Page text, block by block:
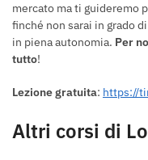
mercato ma ti guideremo
finché non sarai in grado
in piena autonomia. Per
tutto!
Lezione gratuita: https://
Altri corsi di